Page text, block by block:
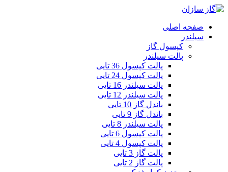
صفحه اصلی
سیلندر
کپسول گاز
پالت سیلندر
پالت کپسول 36 تایی
پالت کپسول 24 تایی
پالت سیلندر 16 تایی
پالت سیلندر 12 تایی
باندل گاز 10 تایی
باندل گاز 9 تایی
پالت سیلندر 8 تایی
پالت کپسول 6 تایی
پالت کپسول 4 تایی
پالت گاز 3 تایی
پالت گاز 2 تایی